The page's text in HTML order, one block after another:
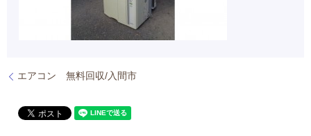
エアコン 無料回収/入間市